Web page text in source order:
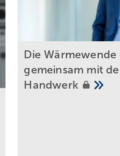
Die W
gemeinsam mit
Handwerk